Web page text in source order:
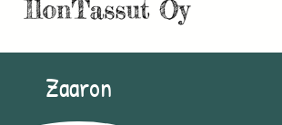
Zaaron